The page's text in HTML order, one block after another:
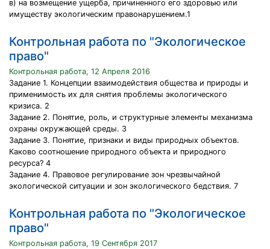
в) на возмещение ущерба, причиненного его здоровью или
имуществу экологическим правонарушением.1
Контрольная работа по "Экологическое
право"
Контрольная работа, 12 Апреля 2016
Задание 1. Концепции взаимодействия общества и природы и
применимость их для снятия проблемы экологического
кризиса. 2
Задание 2. Понятие, роль, и структурные элементы механизма
охраны окружающей среды. 3
Задание 3. Понятие, признаки и виды природных объектов.
Каково соотношение природного объекта и природного
ресурса? 4
Задание 4. Правовое регулирование зон чрезвычайной
экологической ситуации и зон экологического бедствия. 7
Контрольная работа по "Экологическое
право"
Контрольная работа, 19 Сентября 2017